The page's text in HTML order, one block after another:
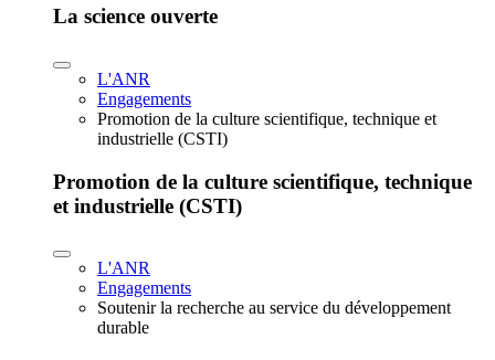
La science ouverte
L'ANR
Engagements
Promotion de la culture scientifique, technique et
industrielle (CSTI)
Promotion de la culture scientifique, technique
et industrielle (CSTI)
L'ANR
Engagements
Soutenir la recherche au service du développement
durable